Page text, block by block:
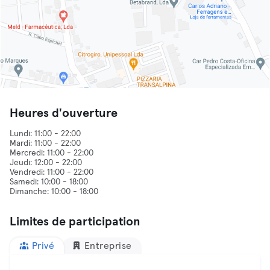
Heures d'ouverture
Lundi: 11:00 - 22:00
Mardi: 11:00 - 22:00
Mercredi: 11:00 - 22:00
Jeudi: 12:00 - 22:00
Vendredi: 11:00 - 22:00
Samedi: 10:00 - 18:00
Limites de participation
Privé Entreprise